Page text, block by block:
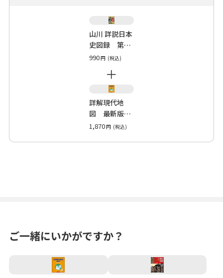
山川 詳説日本
史図録 第10
版（日探705
990円 (税込)
＋
詳解現代地
図 最新版
2025-2026
1,870円 (税込)
ご一緒にいかがですか？